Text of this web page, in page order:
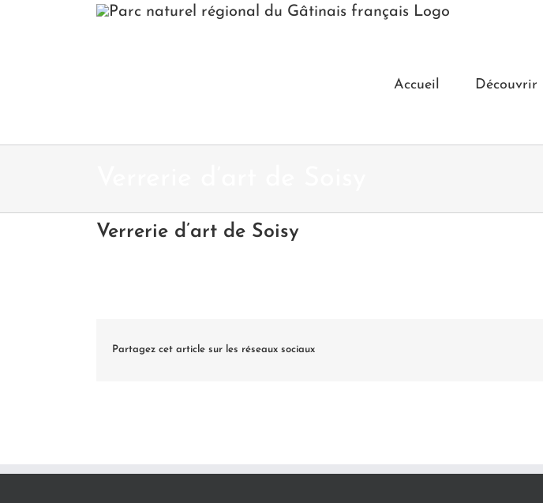
Accueil Découvrir
Verrerie d’art de Soisy
Partagez cet article sur les réseaux sociaux